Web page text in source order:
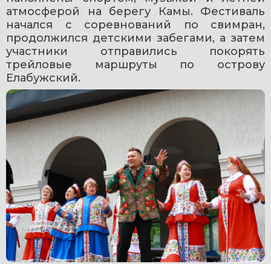
атмосферой на берегу Камы. Фестиваль
начался с соревнований по свимран,
продолжился детскими забегами, а затем
участники отправились покорять
трейловые маршруты по острову
Елабужский.